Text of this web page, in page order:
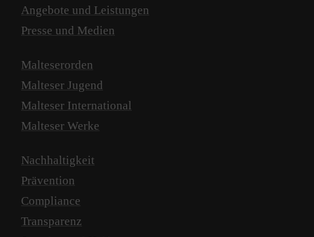
Angebote und Leistungen
Presse und Medien
Malteserorden
Malteser Jugend
Malteser International
Malteser Werke
Nachhaltigkeit
Prävention
Compliance
Transparenz